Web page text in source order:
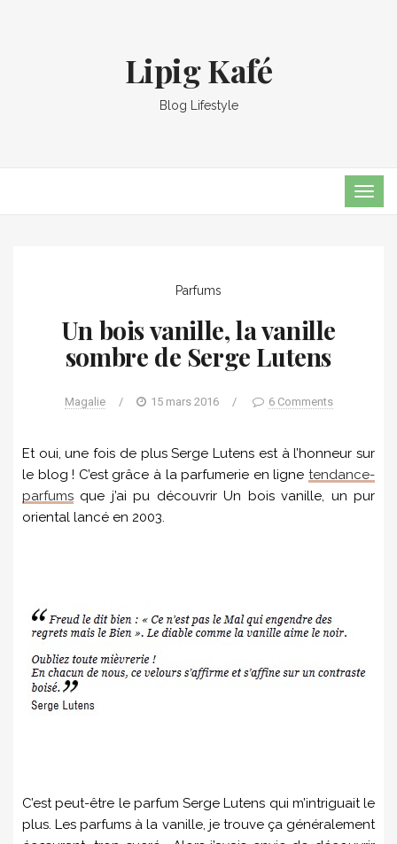
Lipig Kafé
Blog Lifestyle
Parfums
Un bois vanille, la vanille
sombre de Serge Lutens
Magalie / 15 mars 2016 / 6 Comments
Et oui, une fois de plus Serge Lutens est à l’honneur sur
le blog ! C’est grâce à la parfumerie en ligne tendance-
parfums que j’ai pu découvrir Un bois vanille, un pur
oriental lancé en 2003.
C’est peut-être le parfum Serge Lutens qui m’intriguait le
plus. Les parfums à la vanille, je trouve ça généralement